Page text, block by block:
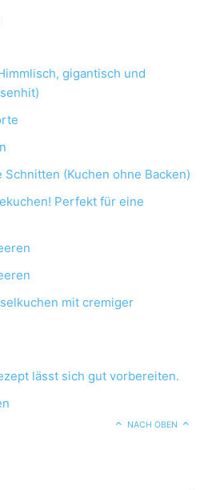
gigantisch und
(Kuchen ohne Backen)
Perfekt für eine
mit cremiger
lässt sich gut vorbereiten.
NACH OBEN